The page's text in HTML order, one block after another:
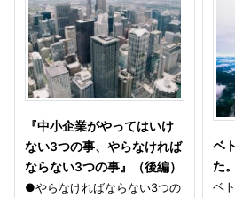
『中小企業がやってはいけ
ない3つの事、やらなければ
ならない3つの事』（後編）
●やらなければならない3つの
ベ
た
ベ